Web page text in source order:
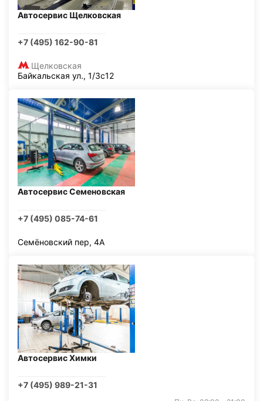
Автосервис Щелковская
+7 (495) 162-90-81
Щелковская
Байкальская ул., 1/3с12
Автосервис Семеновская
+7 (495) 085-74-61
Семёновский пер, 4А
Автосервис Химки
+7 (495) 989-21-31